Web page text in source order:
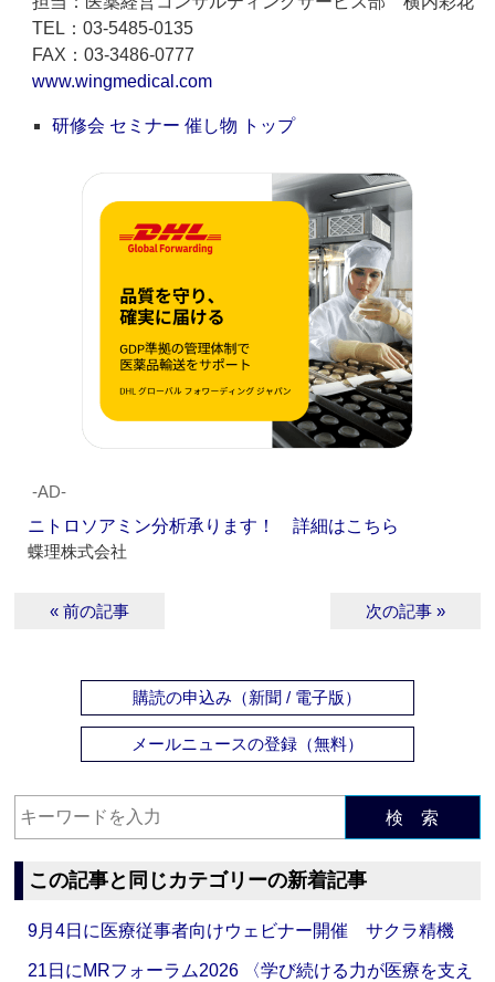
TEL：03-5485-0135
FAX：03-3486-0777
www.wingmedical.com
研修会 セミナー 催し物 トップ
‐AD‐
ニトロソアミン分析承ります！ 詳細はこちら
蝶理株式会社
« 前の記事 次の記事 »
購読の申込み（新聞 / 電子版）
メールニュースの登録（無料）
検 索
この記事と同じカテゴリーの新着記事
9月4日に医療従事者向けウェビナー開催 サクラ精機
21日にMRフォーラム2026 〈学び続ける力が医療を支え